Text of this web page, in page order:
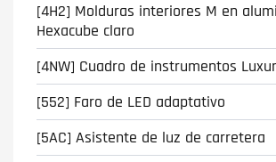
[4H2] Molduras interiores M en
Hexacube claro
[4NW] Cuadro de instrumentos
[552] Faro de LED adaptativo
[5AC] Asistente de luz de carretera